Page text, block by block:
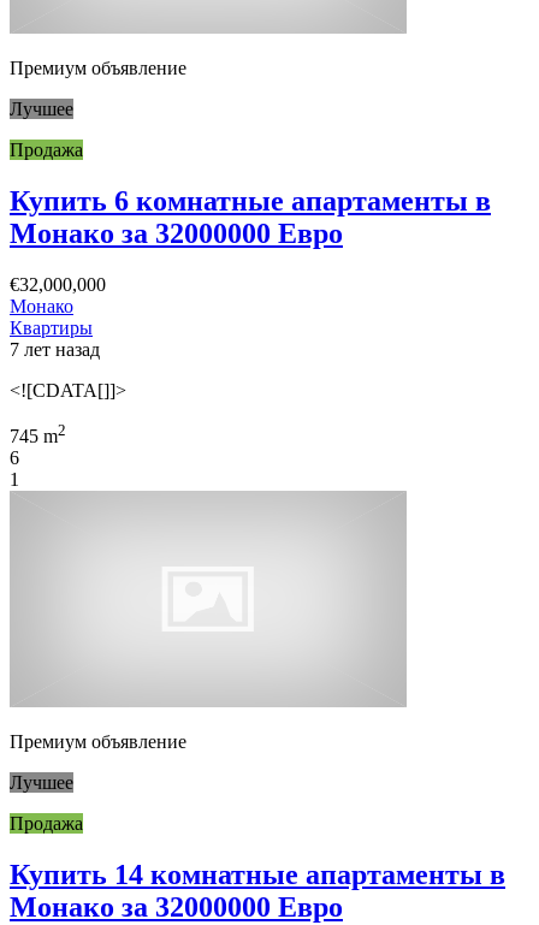
Премиум объявление
Лучшее
Продажа
Купить 6 комнатные апартаменты в
Монако за 32000000 Евро
€32,000,000
Монако
Квартиры
7 лет назад
<![CDATA[]]>
745 m2
6
1
Премиум объявление
Лучшее
Продажа
Купить 14 комнатные апартаменты в
Монако за 32000000 Евро